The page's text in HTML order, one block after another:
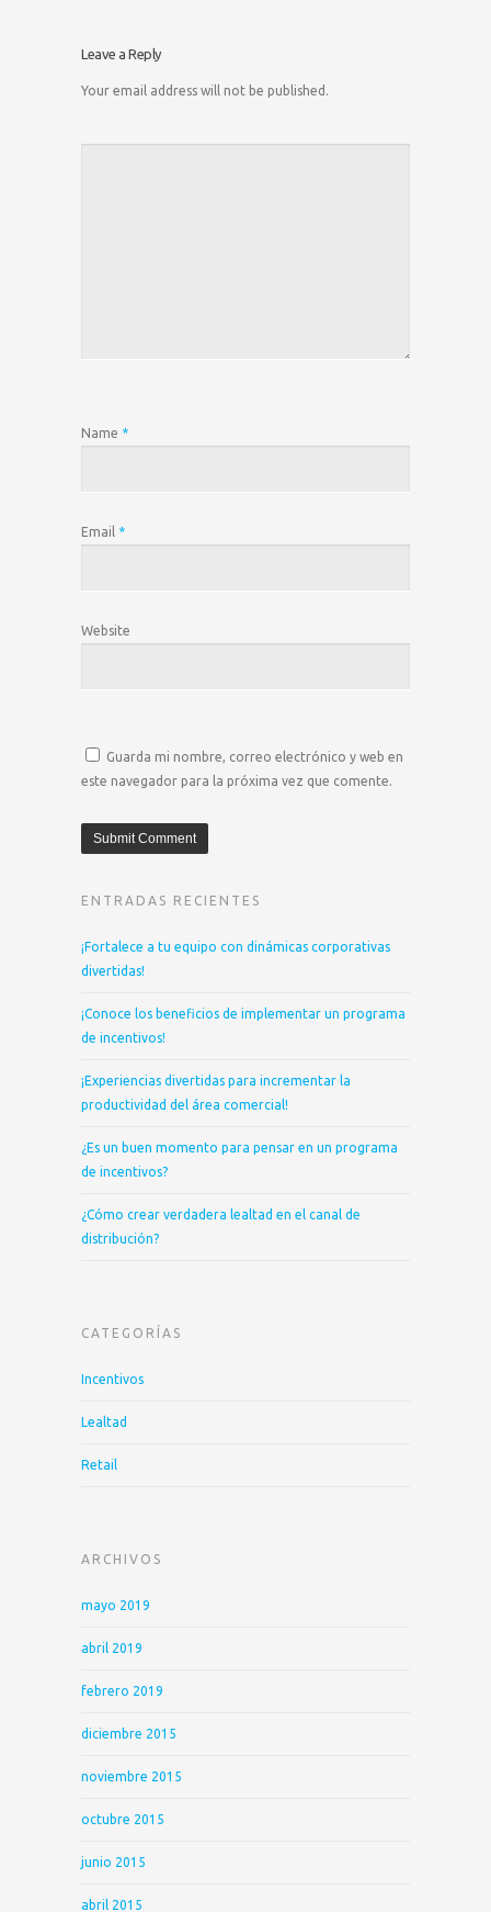
Leave a Reply
Your email address will not be published.
Name *
Email *
Website
Guarda mi nombre, correo electrónico y web en
este navegador para la próxima vez que comente.
ENTRADAS RECIENTES
¡Fortalece a tu equipo con dinámicas corporativas
divertidas!
¡Conoce los beneficios de implementar un programa
de incentivos!
¡Experiencias divertidas para incrementar la
productividad del área comercial!
¿Es un buen momento para pensar en un programa
de incentivos?
¿Cómo crear verdadera lealtad en el canal de
distribución?
CATEGORÍAS
Incentivos
Lealtad
Retail
ARCHIVOS
mayo 2019
abril 2019
febrero 2019
diciembre 2015
noviembre 2015
octubre 2015
junio 2015
abril 2015